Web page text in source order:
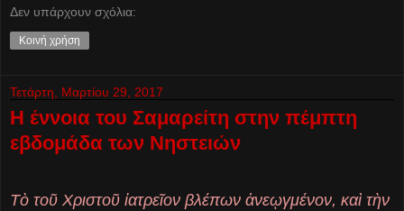
Δεν υπάρχουν σχόλια:
Κοινή χρήση
Τετάρτη, Μαρτίου 29, 2017
Η έννοια του Σαμαρείτη στην πέμπτη
εβδομάδα των Νηστειών
Τὸ τοῦ Χριστοῦ ἰατρεῖον βλέπων ἀνεῳγμένον, καὶ τὴν